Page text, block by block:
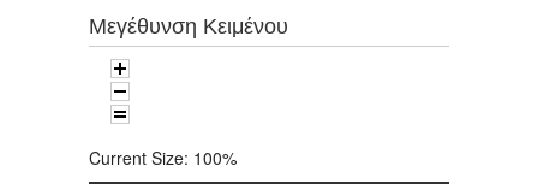
Μεγέθυνση Κειμένου
Current Size: 100%